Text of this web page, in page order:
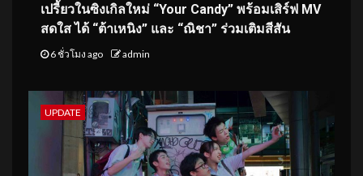
เปรี้ยวในซิงเกิลใหม่ “Your Candy” พร้อมเสิร์ฟ MV
สดใส ได้ “ต้าเหนิง” และ “ณิชา” ร่วมเติมสีสัน
6 ชั่วโมง ago admin
UPDATE